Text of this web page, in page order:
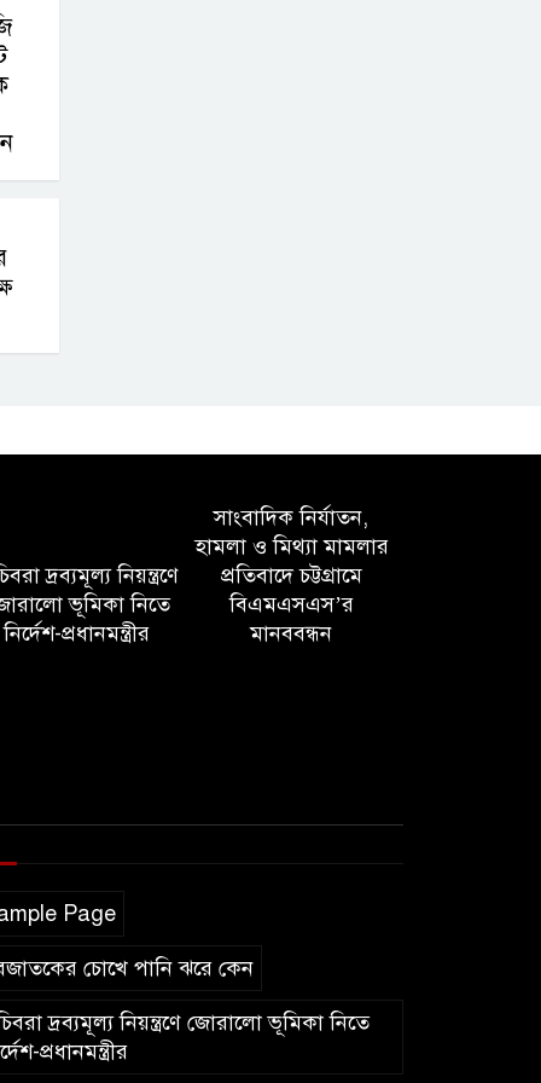
দ্রব্যমূল্য নিয়ন্ত্রণে
ভূমিকা নিতে
নির্দেশ-প্রধানমন্ত্রীর
সাংবাদিক নির্যাতন,
হামলা ও মিথ্যা মামলার
প্রতিবাদে চট্টগ্রামে
বিএমএসএস’র
মানববন্ধন
Page
চোখে পানি ঝরে কেন
দ্রব্যমূল্য নিয়ন্ত্রণে জোরালো ভূমিকা নিতে
প্রধানমন্ত্রীর